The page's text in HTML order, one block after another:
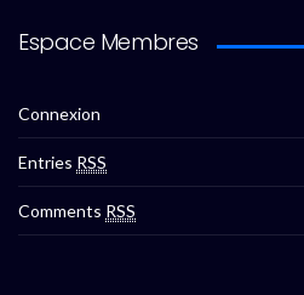
Espace Membres
Connexion
Entries RSS
Comments RSS